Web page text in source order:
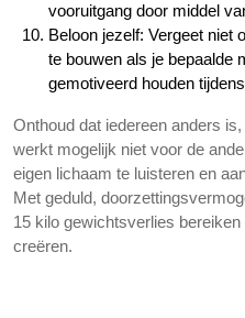
vooruitgang door middel
Beloon jezelf: Vergeet niet
te bouwen als je bepaalde
gemotiveerd houden
Onthoud dat iedereen anders
werkt mogelijk niet voor de
eigen lichaam te luisteren en
Met geduld,
15 kilo gewichtsverlies
creëren.